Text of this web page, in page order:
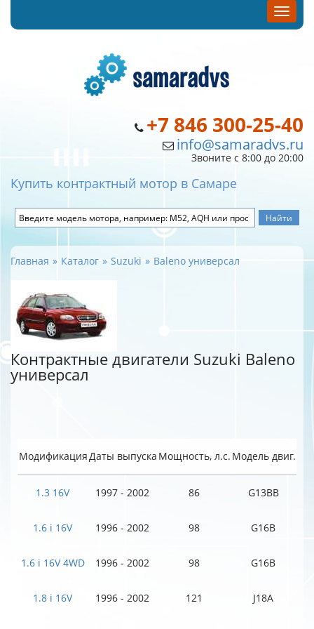
+7 846 300-25-40
info@samaradvs.ru
Звоните с 8:00 до 20:00
Купить контрактный мотор в Самаре
Главная Каталог Suzuki Baleno универсал
Контрактные двигатели Suzuki Baleno
универсал
МодификацияДаты выпуска Мощность, л.с. Модель двиг.
1.3 16V 1997 - 2002 86 G13BB
1.6 i 16V 1996 - 2002 98 G16B
1.6 i 16V 4WD 1996 - 2002 98 G16B
1.8 i 16V 1996 - 2002 121 J18A